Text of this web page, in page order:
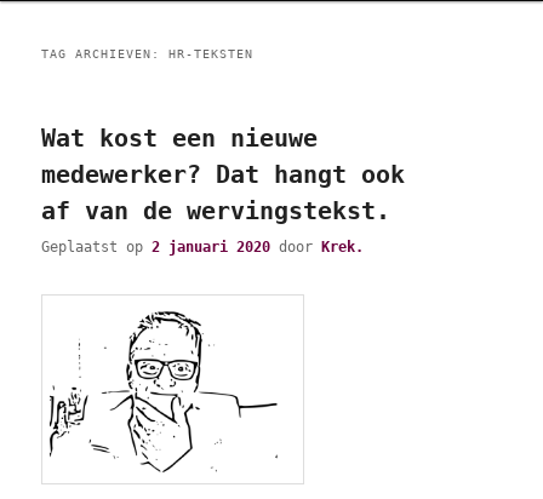
TAG ARCHIEVEN:HR-TEKSTEN
Wat kost een nieuwe
medewerker? Dat hangt ook
af van de wervingstekst.
Geplaatst op2 januari 2020 doorKrek.